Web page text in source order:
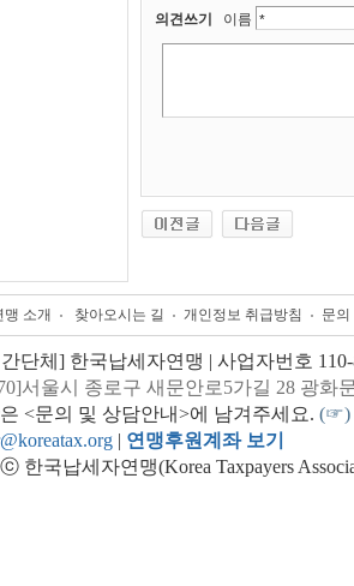
의견쓰기 이름
맹 소개 찾아오시는 길 개인정보 취급방침 문
단체] 한국납세자연맹 | 사업자번호
서울시 종로구 새문안로5가길 28 광화
<문의 및 상담안내>에 남겨주세요. (☞)
| 연맹후원계좌 보기
한국납세자연맹(Korea Taxpayers